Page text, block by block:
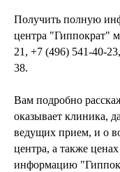
Получить полную
центра "Гиппократ"
21, +7 (496) 541-40-
38.
Вам подробно
оказывает клиника,
ведущих прием, и о
центра, а также
информацию